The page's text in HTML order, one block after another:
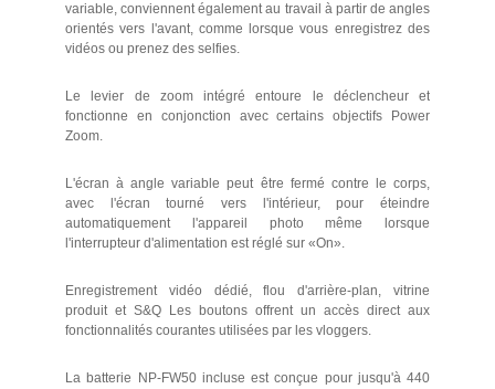
variable, conviennent également au travail à partir de angles
orientés vers l'avant, comme lorsque vous enregistrez des
vidéos ou prenez des selfies.
Le levier de zoom intégré entoure le déclencheur et
fonctionne en conjonction avec certains objectifs Power
Zoom.
L'écran à angle variable peut être fermé contre le corps,
avec l'écran tourné vers l'intérieur, pour éteindre
automatiquement l'appareil photo même lorsque
l'interrupteur d'alimentation est réglé sur «On».
Enregistrement vidéo dédié, flou d'arrière-plan, vitrine
produit et S&Q Les boutons offrent un accès direct aux
fonctionnalités courantes utilisées par les vloggers.
La batterie NP-FW50 incluse est conçue pour jusqu'à 440